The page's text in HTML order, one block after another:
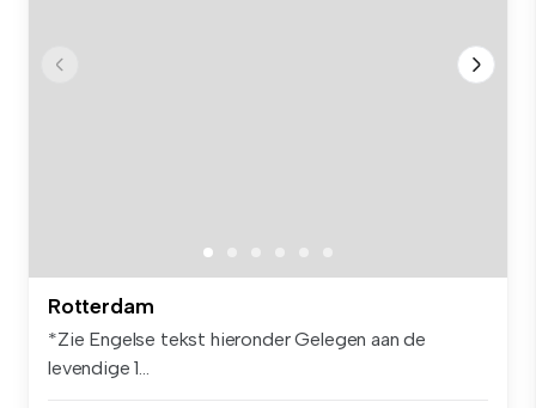
Rotterdam
*Zie Engelse tekst hieronder Gelegen aan de
levendige 1...